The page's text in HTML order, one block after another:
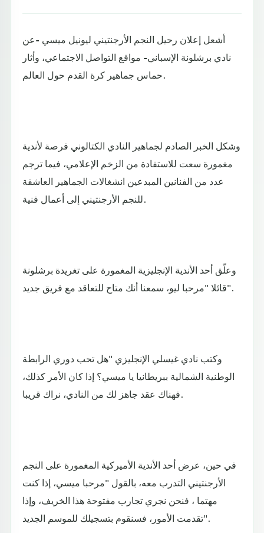
أشعل إعلان رحيل النجم الأرجنتيني ليونيل ميسي -عن
نادي برشلونة الإسباني- مواقع التواصل الاجتماعي، وأثار
حماس جماهير كرة القدم حول العالم.
وشكل الخبر الصادم لجماهير النادي الكتالوني فرصة لأندية
مغمورة سعت للاستفادة من الزخم الإعلامي، فيما ترجم
عدد من الفنانين المبدعين انشغالات الجماهير العاشقة
للنجم الأرجنتيني إلى أعمال فنية.
وعلّق أحد الأندية الإنجليزية المغمورة على تغريدة برشلونة
قائلا "مرحبا ليو، سمعنا أنك متاح للتعاقد مع فريق جديد".
وكتب نادي غيسلي الإنجليزي "هل تحب دوري الرابطة
الوطنية الشمالية ببريطانيا يا ميسي؟ إذا كان الأمر كذلك،
فهناك عقد جاهز لك من النادي، نراك قريبا.
في حين، عرض أحد الأندية الأميركية المغمورة على النجم
الأرجنتيني التدرب معه، بالقول "مرحبا ميسي، إذا كنت
مهتما ، فنحن نجري تجارب مفتوحة هذا الخريف، وإذا
تقدمت الأمور، فسنقوم بتسجيلك للموسم الجديد".